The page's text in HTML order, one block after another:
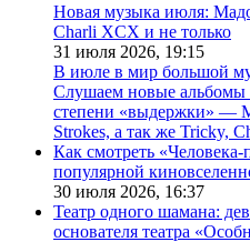
Новая музыка июля:
Charli XCX и не только
31 июля 2026, 19:15
В июле в мир большой
Слушаем новые альбомы
степени «выдержки» —
Strokes, а так же Tricky,
Как смотреть
популярной
30 июля 2026, 16:37
Театр одного шамана:
основателя театра